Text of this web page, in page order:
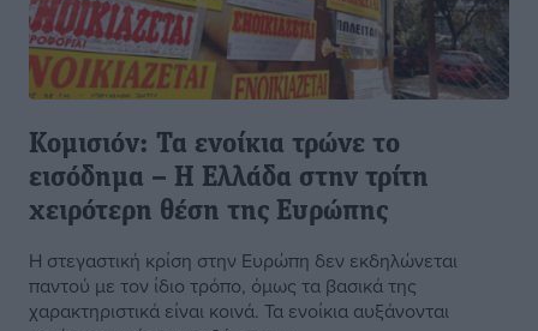
Κομισιόν: Τα ενοίκια τρώνε το
εισόδημα – Η Ελλάδα στην τρίτη
χειρότερη θέση της Ευρώπης
Η στεγαστική κρίση στην Ευρώπη δεν εκδηλώνεται
παντού με τον ίδιο τρόπο, όμως τα βασικά της
χαρακτηριστικά είναι κοινά. Τα ενοίκια αυξάνονται